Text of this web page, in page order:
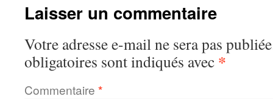
Laisser un commentaire
Votre adresse e-mail ne sera pas
obligatoires sont indiqués avec *
Commentaire *